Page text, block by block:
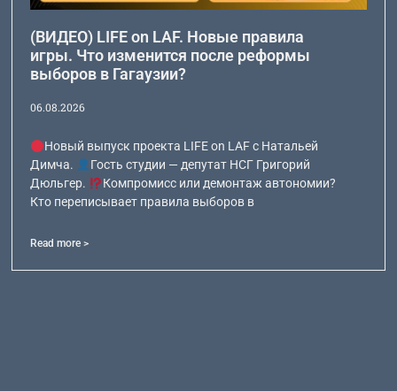
(ВИДЕО) LIFE on LAF. Новые правила
игры. Что изменится после реформы
выборов в Гагаузии?
06.08.2026
Новый выпуск проекта LIFE on LAF с Натальей
Димча.
Гость студии — депутат НСГ Григорий
Дюльгер.
Компромисс или демонтаж автономии?
Кто переписывает правила выборов в
Read more >